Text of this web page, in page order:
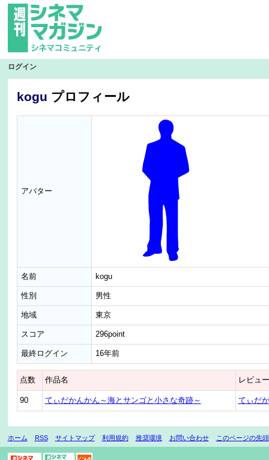
ログイン
kogu プロフィール
アバター
名前 kogu
性別 男性
地域 東京
スコア 296point
最終ログイン 16年前
点数 作品名 レビュ
90 てぃだかんかん～海とサンゴと小さな奇跡～ てぃだ
ホーム RSS サイトマップ 利用規約 推奨環境 お問い合わせ このページの先頭